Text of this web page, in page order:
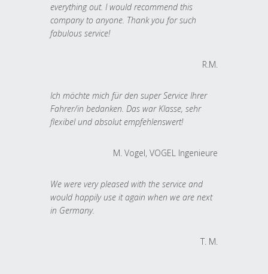
everything out. I would recommend this
company to anyone. Thank you for such
fabulous service!
R.M.
Ich möchte mich für den super Service Ihrer
Fahrer/in bedanken. Das war Klasse, sehr
flexibel und absolut empfehlenswert!
M. Vogel, VOGEL Ingenieure
We were very pleased with the service and
would happily use it again when we are next
in Germany.
T. M.